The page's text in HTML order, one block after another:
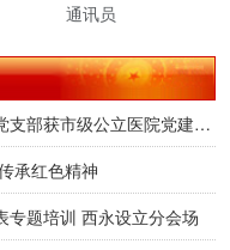
通讯员
重庆市渝北区妇幼保健院儿童保健部党支部获市级公立医院党建示范党支部
承红色精神
专题培训 西永设立分会场